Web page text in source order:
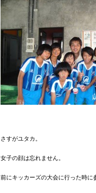
さすがユタカ。
女子の顔は忘れません。
前にキッカーズの大会に行った時